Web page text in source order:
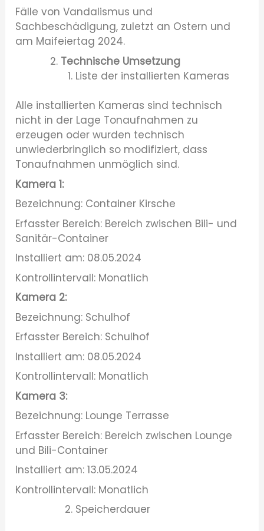
Fälle von Vandalismus und
Sachbeschädigung, zuletzt an Ostern und
am Maifeiertag 2024.
Technische Umsetzung
Liste der installierten Kameras
Alle installierten Kameras sind technisch
nicht in der Lage Tonaufnahmen zu
erzeugen oder wurden technisch
unwiederbringlich so modifiziert, dass
Tonaufnahmen unmöglich sind.
Kamera 1:
Bezeichnung: Container Kirsche
Erfasster Bereich: Bereich zwischen Bili- und
Sanitär-Container
Installiert am: 08.05.2024
Kontrollintervall: Monatlich
Kamera 2:
Bezeichnung: Schulhof
Erfasster Bereich: Schulhof
Installiert am: 08.05.2024
Kontrollintervall: Monatlich
Kamera 3:
Bezeichnung: Lounge Terrasse
Erfasster Bereich: Bereich zwischen Lounge
und Bili-Container
Installiert am: 13.05.2024
Kontrollintervall: Monatlich
Speicherdauer